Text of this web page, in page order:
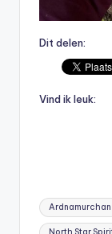
Dit delen:
Vind ik leuk:
Tags:
Ardnamurchan